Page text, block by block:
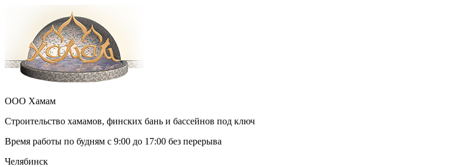
ООО Хамам
Строительство хамамов, финских бань и бассейнов под ключ
Время работы по будням с 9:00 до 17:00 без перерыва
Челябинск